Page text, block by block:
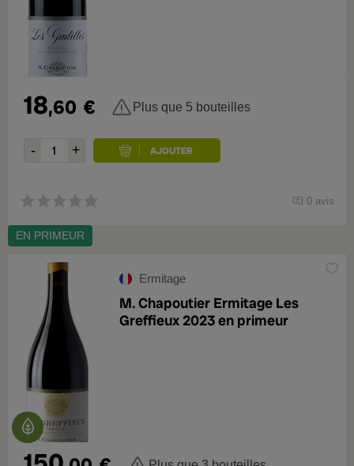
18,60 € Plus que 5 bouteilles
0 avis
EN PRIMEUR
Ermitage
M. Chapoutier Ermitage Les
Greffieux 2023 en primeur